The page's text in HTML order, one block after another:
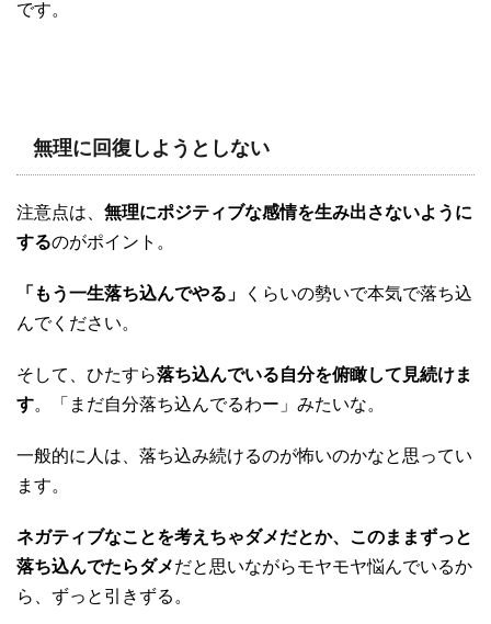
です。
無理に回復しようとしない
注意点は、 無理にポジティブな感情を生み出さないように
するのがポイント。
「もう一生落ち込んでやる」
くらいの勢いで本気で落ち込
んでください。
そして、ひたすら落ち込んでいる自分を俯瞰して見続けま
す。「まだ自分落ち込んでるわー」みたいな。
一般的に人は、落ち込み続けるのが怖いのかなと思ってい
ます。
ネガティブなことを考えちゃダメだとか、このままずっと
落ち込んでたらダメだと思いながらモヤモヤ悩んでいるか
ら、ずっと引きずる。